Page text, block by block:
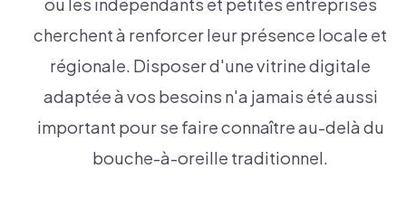
où les indépendants et petites entreprises
cherchent à renforcer leur présence locale et
régionale. Disposer d'une vitrine digitale
adaptée à vos besoins n'a jamais été aussi
important pour se faire connaître au-delà du
bouche-à-oreille traditionnel.